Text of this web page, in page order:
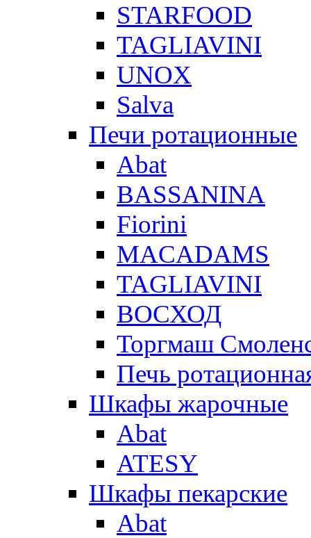
STARFOOD
TAGLIAVINI
UNOX
Salva
Печи ротационные
Abat
BASSANINA
Fiorini
MACADAMS
TAGLIAVINI
ВОСХОД
Торгмаш
Печь
Шкафы жарочные
Abat
ATESY
Шкафы пекарские
Abat